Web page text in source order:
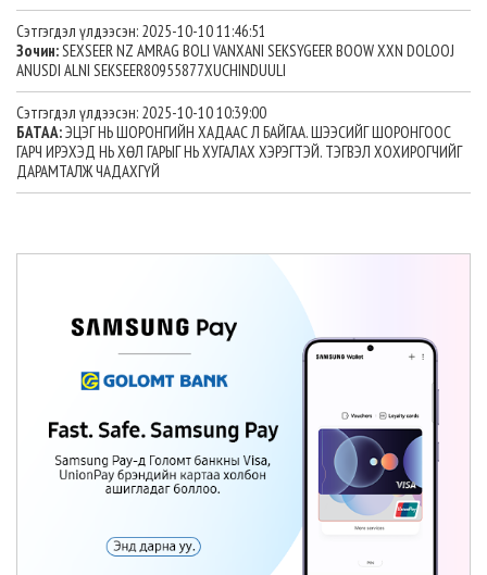
Сэтгэгдэл үлдээсэн: 2025-10-10 11:46:51
Зочин:SEXSEER NZ AMRAG BOLI VANXANI SEKSYGEER BOOW XXN DOLOOJ
ANUSDI ALNI SEKSEER80955877XUCHINDUULI
Сэтгэгдэл үлдээсэн: 2025-10-10 10:39:00
БАТАА:ЭЦЭГ НЬ ШОРОНГИЙН ХАДААС Л БАЙГАА. ШЭЭСИЙГ ШОРОНГООС
ГАРЧ ИРЭХЭД НЬ ХӨЛ ГАРЫГ НЬ ХУГАЛАХ ХЭРЭГТЭЙ. ТЭГВЭЛ ХОХИРОГЧИЙГ
ДАРАМТАЛЖ ЧАДАХГҮЙ